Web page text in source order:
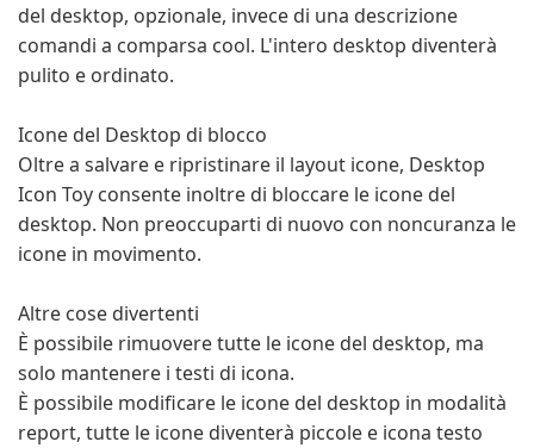
del desktop, opzionale, invece di una descrizione
comandi a comparsa cool. L'intero desktop diventerà
pulito e ordinato.
Icone del Desktop di blocco
Oltre a salvare e ripristinare il layout icone, Desktop
Icon Toy consente inoltre di bloccare le icone del
desktop. Non preoccuparti di nuovo con noncuranza le
icone in movimento.
Altre cose divertenti
È possibile rimuovere tutte le icone del desktop, ma
solo mantenere i testi di icona.
È possibile modificare le icone del desktop in modalità
report, tutte le icone diventerà piccole e icona testo